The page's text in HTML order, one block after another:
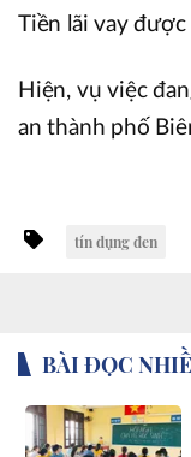
Tiền lãi vay
Hiện, vụ việc
an thành phố
tín dụng đen
BÀI ĐỌC